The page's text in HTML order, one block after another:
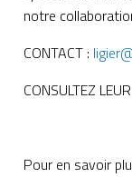
notre
CONTACT :
CONSULTEZ
Pour en savoir